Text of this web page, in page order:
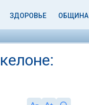
ЗДОРОВЬЕ ОБЩИНА